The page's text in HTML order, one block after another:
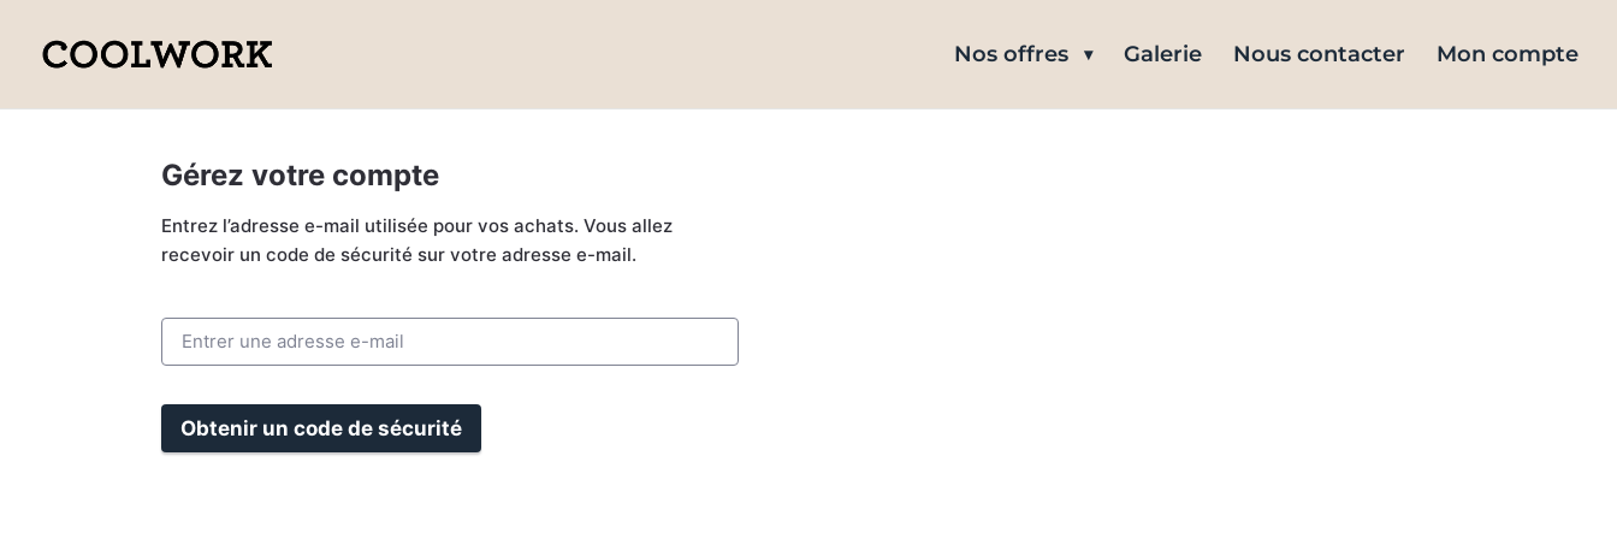
Nos offres Galerie Nous contacter Mon compte
Gérez votre compte
Entrez l’adresse e-mail utilisée pour vos achats. Vous allez
recevoir un code de sécurité sur votre adresse e-mail.
Obtenir un code de sécurité